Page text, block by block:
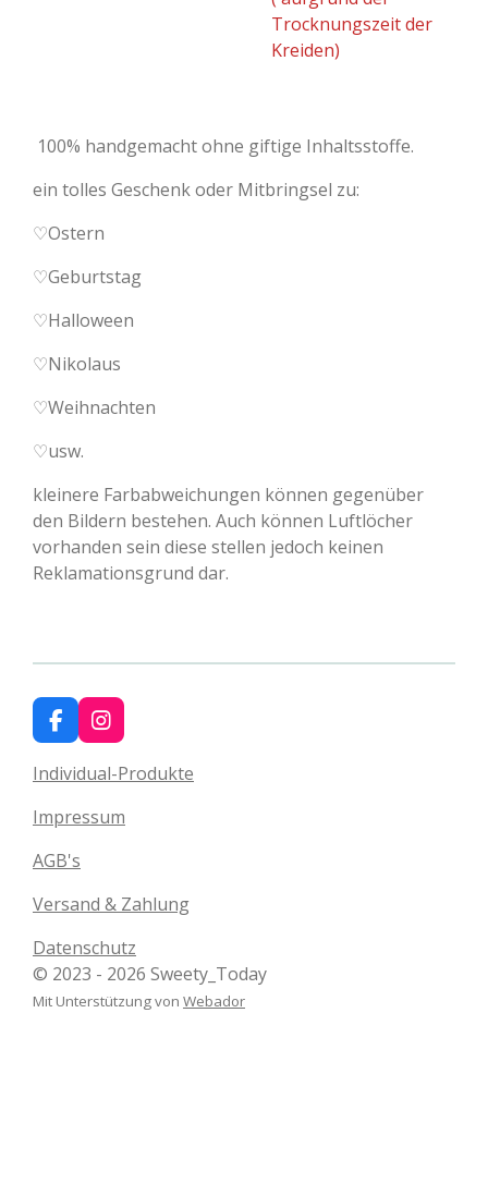
Trocknungszeit der
Kreiden)
100% handgemacht ohne giftige Inhaltsstoffe.
ein tolles Geschenk oder Mitbringsel zu:
♡Ostern
♡Geburtstag
♡Halloween
♡Nikolaus
♡Weihnachten
♡usw.
kleinere Farbabweichungen können gegenüber
den Bildern bestehen. Auch können Luftlöcher
vorhanden sein diese stellen jedoch keinen
Reklamationsgrund dar.
F
a
c
e
b
o
o
k
I
n
s
t
a
g
m
Individual-Produkte
Impressum
AGB's
Versand & Zahlung
Datenschutz
© 2023 - 2026 Sweety_Today
Mit Unterstützung von Webador